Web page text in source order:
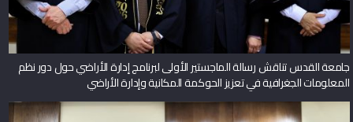
جامعة القدس تناقش رسالة الماجستير الأولى لبرنامج إدارة الأراضي حول دور نظم
المعلومات الجغرافية في تعزيز الحوكمة المكانية وإدارة الأراضي